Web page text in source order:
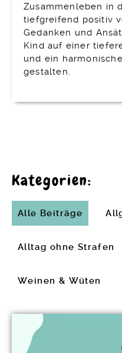
Zusammenleben in
tiefgreifend positiv
Gedanken und
Kind auf einer
und ein
gestalten.
Kategorien:
Alle Beiträge
Alltag ohne Strafen
Weinen & Wüten